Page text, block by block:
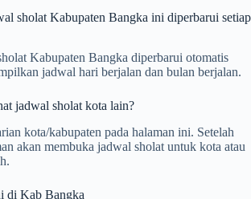
sholat Kabupaten Bangka ini diperbarui setiap
Kabupaten Bangka diperbarui otomatis
jadwal hari berjalan dan bulan berjalan.
jadwal sholat kota lain?
kota/kabupaten pada halaman ini. Setelah
akan membuka jadwal sholat untuk kota atau
di Kab Bangka